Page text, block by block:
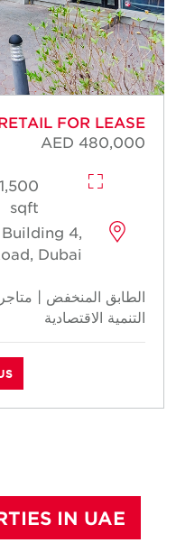
FOR LEASE
AED 480,000
1,500
sqft
4,
Dubai
الطابق المنخفض |
التنمية الاقتصادية
IN UAE